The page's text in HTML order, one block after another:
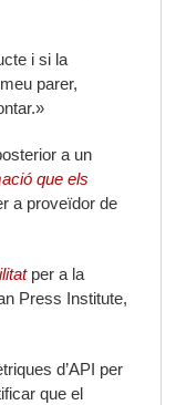
i si la
parer,
a un
que els
a proveïdor de
per a la
Press Institute,
d’API per
que el